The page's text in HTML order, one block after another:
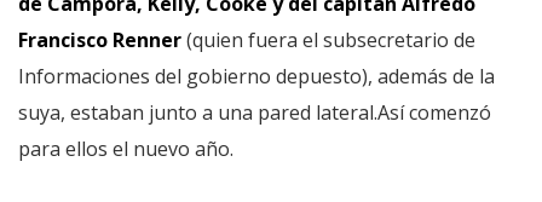
Francisco Renner(quien fuera el subsecretario de
Informaciones del gobierno depuesto), además de la
suya, estaban junto a una pared lateral.Así comenzó
para ellos el nuevo año.